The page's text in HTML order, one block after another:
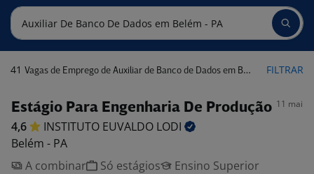
41 Vagas de Emprego de Auxiliar de Banco de Dados em Belém - PA FILTRAR
Estágio Para Engenharia De Produção 11 mai
4,6 INSTITUTO EUVALDO LODI
Belém - PA
A combinar
Só estágios
Ensino Superior